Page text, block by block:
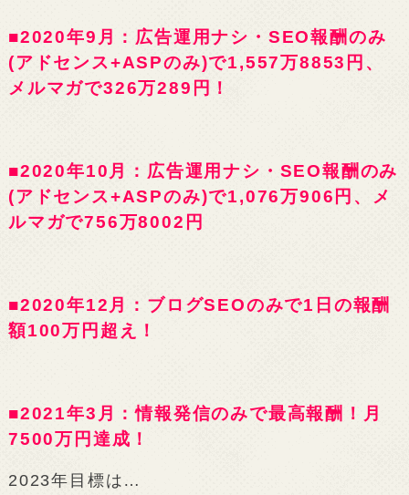
■2020年9月：広告運用ナシ・SEO報酬のみ
(アドセンス+ASPのみ)で1,557万8853円、
メルマガで326万289円！
■2020年10月：広告運用ナシ・SEO報酬のみ
(アドセンス+ASPのみ)で1,076万906円、メ
ルマガで756万8002円
■2020年12月：ブログSEOのみで1日の報酬
額100万円超え！
■2021年3月：情報発信のみで最高報酬！月
7500万円達成！
2023年目標は…